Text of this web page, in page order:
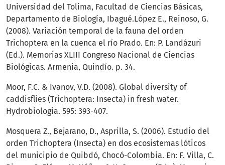
Universidad del Tolima, Facultad de Ciencias Básicas,
Departamento de Biología, Ibagué.López E., Reinoso, G.
(2008). Variación temporal de la fauna del orden
Trichoptera en la cuenca el río Prado. En: P. Landázuri
(Ed.). Memorias XLIII Congreso Nacional de Ciencias
Biológicas. Armenia, Quindío. p. 34.
Moor, F.C. & Ivanov, V.D. (2008). Global diversity of
caddisflies (Trichoptera: Insecta) in fresh water.
Hydrobiologia. 595: 393-407.
Mosquera Z., Bejarano, D., Asprilla, S. (2006). Estudio del
orden Trichoptera (Insecta) en dos ecosistemas lóticos
del municipio de Quibdó, Chocó-Colombia. En: F. Villa, C.